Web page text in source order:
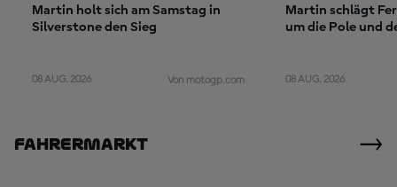
Martin holt sich am Samstag in
Silverstone den Sieg
08 AUG. 2026 Von motogp.com
Martin schlägt
um die Pole und
08 AUG. 2026
Fahrermarkt